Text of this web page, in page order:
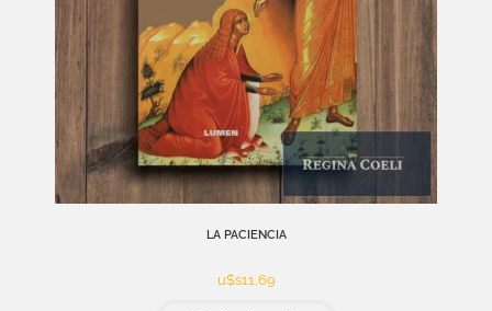
LA PACIENCIA
u$s11,69